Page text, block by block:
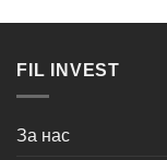
FIL INVEST
За нас